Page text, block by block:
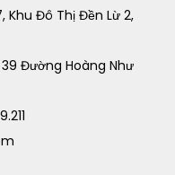
Khu Đô Thị Đền Lừ 2,
Đường Hoàng Như